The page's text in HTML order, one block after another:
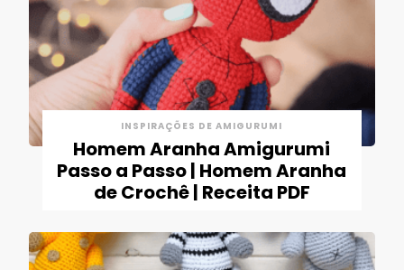
INSPIRAÇÕES DE AMIGURUMI
Homem Aranha Amigurumi
Passo a Passo | Homem Aranha
de Crochê | Receita PDF